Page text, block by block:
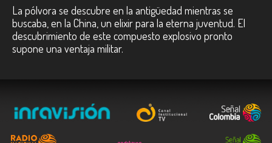
La pólvora se descubre en la antigüedad mientras se
buscaba, en la China, un elixir para la eterna juventud. El
descubrimiento de este compuesto explosivo pronto
supone una ventaja militar.